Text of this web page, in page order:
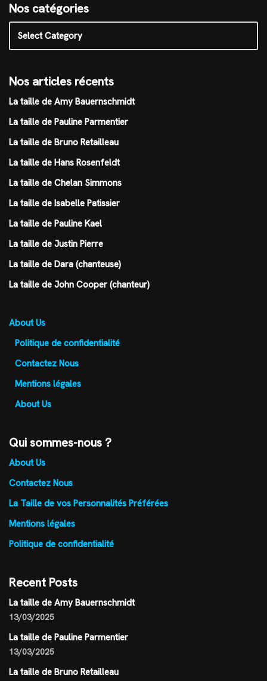
Nos catégories
Nos articles récents
La taille de Amy Bauernschmidt
La taille de Pauline Parmentier
La taille de Bruno Retailleau
La taille de Hans Rosenfeldt
La taille de Chelan Simmons
La taille de Isabelle Patissier
La taille de Pauline Kael
La taille de Justin Pierre
La taille de Dara (chanteuse)
La taille de John Cooper (chanteur)
About Us
Politique de confidentialité
Contactez Nous
Mentions légales
About Us
Qui sommes-nous ?
About Us
Contactez Nous
La Taille de vos Personnalités Préférées
Mentions légales
Politique de confidentialité
Recent Posts
La taille de Amy Bauernschmidt
13/03/2025
La taille de Pauline Parmentier
13/03/2025
La taille de Bruno Retailleau